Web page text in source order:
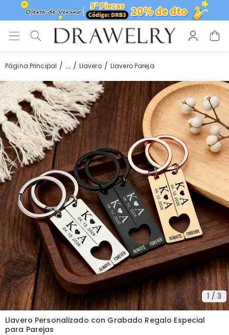
Página Principal ... Llavero Llavero Pareja
1 / 3
Llavero Personalizado con Grabado Regalo Especial
para Parejas